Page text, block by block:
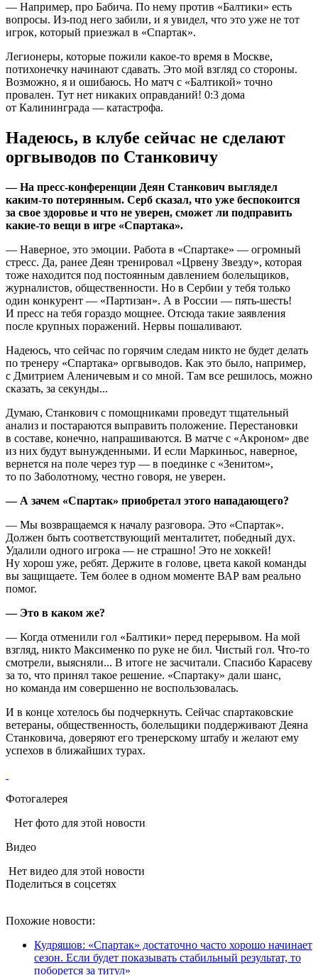
— Например, про Бабича. По нему против «Балтики» есть
вопросы. Из-под него забили, и я увидел, что это уже не тот
игрок, который приезжал в «Спартак».
Легионеры, которые пожили какое-то время в Москве,
потихонечку начинают сдавать. Это мой взгляд со стороны.
Возможно, я и ошибаюсь. Но матч с «Балтикой» точно
провален. Тут нет никаких оправданий! 0:3 дома
от Калининграда — катастрофа.
Надеюсь, в клубе сейчас не сделают
оргвыводов по Станковичу
— На пресс-конференции Деян Станкович выглядел
каким-то потерянным. Серб сказал, что уже беспокоится
за свое здоровье и что не уверен, сможет ли подправить
какие-то вещи в игре «Спартака».
— Наверное, это эмоции. Работа в «Спартаке» — огромный
стресс. Да, ранее Деян тренировал «Црвену Звезду», которая
тоже находится под постоянным давлением болельщиков,
журналистов, общественности. Но в Сербии у тебя только
один конкурент — «Партизан». А в России — пять-шесть!
И пресс на тебя гораздо мощнее. Отсюда такие заявления
после крупных поражений. Нервы пошаливают.
Надеюсь, что сейчас по горячим следам никто не будет делать
по тренеру «Спартака» оргвыводов. Как это было, например,
с Дмитрием Аленичевым и со мной. Там все решилось, можно
сказать, за секунды...
Думаю, Станкович с помощниками проведут тщательный
анализ и постараются выправить положение. Перестановки
в составе, конечно, напрашиваются. В матче с «Акроном» две
из них будут вынужденными. И если Маркиньос, наверное,
вернется на поле через тур — в поединке с «Зенитом»,
то по Заболотному, честно говоря, не уверен.
— А зачем «Спартак» приобретал этого нападающего?
— Мы возвращаемся к началу разговора. Это «Спартак».
Должен быть соответствующий менталитет, победный дух.
Удалили одного игрока — не страшно! Это не хоккей!
Ну хорош уже, ребят. Держите в голове, цвета какой команды
вы защищаете. Тем более в одном моменте ВАР вам реально
помог.
— Это в каком же?
— Когда отменили гол «Балтики» перед перерывом. На мой
взгляд, никто Максименко по руке не бил. Чистый гол. Что-то
смотрели, выясняли... В итоге не засчитали. Спасибо Карасеву
за то, что принял такое решение. «Спартаку» дали шанс,
но команда им совершенно не воспользовалась.
И в конце хотелось бы подчеркнуть. Сейчас спартаковские
ветераны, общественность, болельщики поддерживают Деяна
Станковича, доверяют его тренерскому штабу и желают ему
успехов в ближайших турах.
Фотогалерея
Нет фото для этой новости
Видео
Нет видео для этой новости
Поделиться в соцсетях
Похожие новости:
Кудряшов: «Спартак» достаточно часто хорошо начинает
сезон. Если будет показывать стабильный результат, то
поборется за титул»